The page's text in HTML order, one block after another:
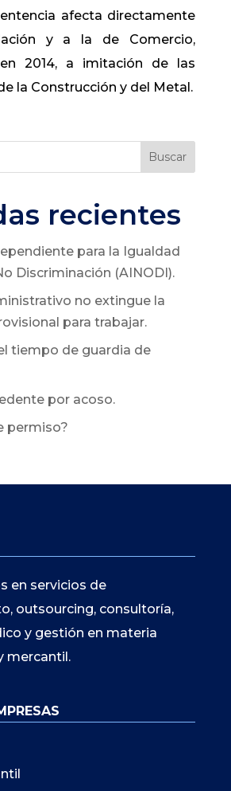
afecta directamente
y a la de Comercio,
2014, a imitación de las
la Construcción y del Metal.
Buscar
recientes
para la Igualdad
Discriminación (AINODI).
no extingue la
para trabajar.
tiempo de guardia de
por acoso.
permiso?
en servicios de
outsourcing, consultoría,
y gestión en materia
mercantil.